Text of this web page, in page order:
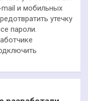
и мобильных
утечку
пароли.